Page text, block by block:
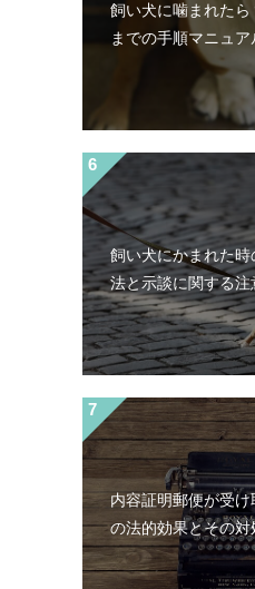
飼い犬に噛まれた
までの手順マニュア
飼い犬にかまれた
法と示談に関する注
内容証明郵便が受
の法的効果とその対